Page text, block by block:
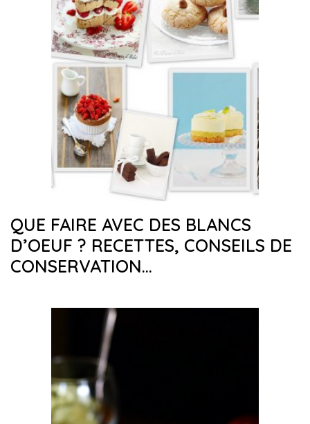
QUE FAIRE AVEC DES BLANCS
D’OEUF ? RECETTES, CONSEILS DE
CONSERVATION…